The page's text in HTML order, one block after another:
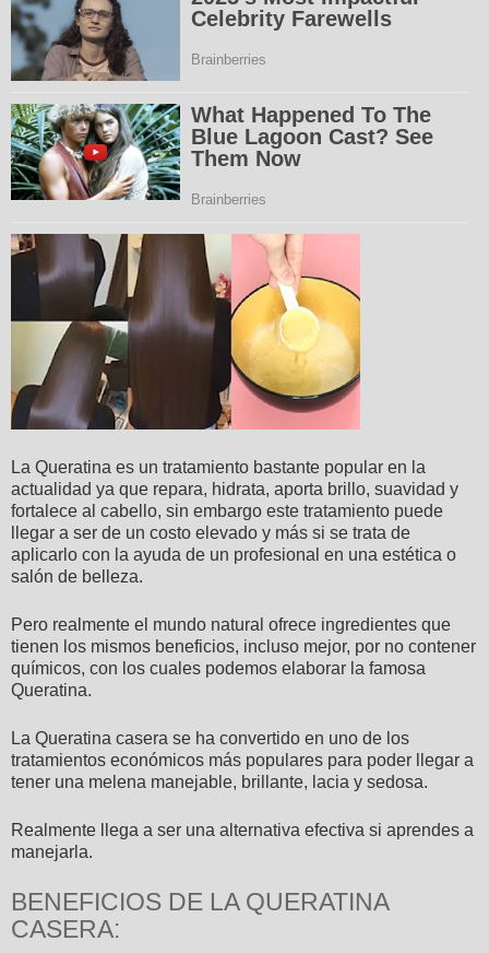
La Queratina es un tratamiento bastante popular en la
actualidad ya que repara, hidrata, aporta brillo, suavidad y
fortalece al cabello, sin embargo este tratamiento puede
llegar a ser de un costo elevado y más si se trata de
aplicarlo con la ayuda de un profesional en una estética o
salón de belleza.
Pero realmente el mundo natural ofrece ingredientes que
tienen los mismos beneficios, incluso mejor, por no contener
químicos, con los cuales podemos elaborar la famosa
Queratina.
La Queratina casera se ha convertido en uno de los
tratamientos económicos más populares para poder llegar a
tener una melena manejable, brillante, lacia y sedosa.
Realmente llega a ser una alternativa efectiva si aprendes a
manejarla.
BENEFICIOS DE LA QUERATINA
CASERA: